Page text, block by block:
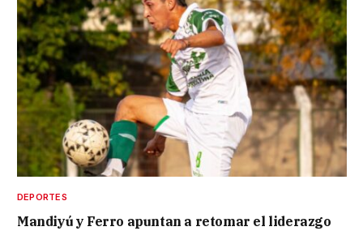
DEPORTES
Mandiyú y Ferro apuntan a retomar el liderazgo